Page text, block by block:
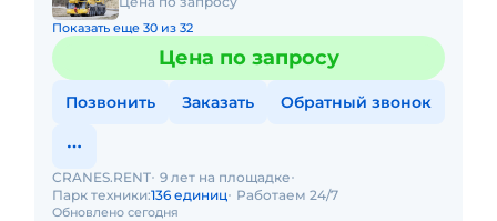
Показать еще 30 из 32
Цена по запросу
Позвонить Заказать Обратный звонок
Обновлено сегодня
CRANES.RENT 9 лет на площадке
Парк техники:136 единиц Работаем 24/7